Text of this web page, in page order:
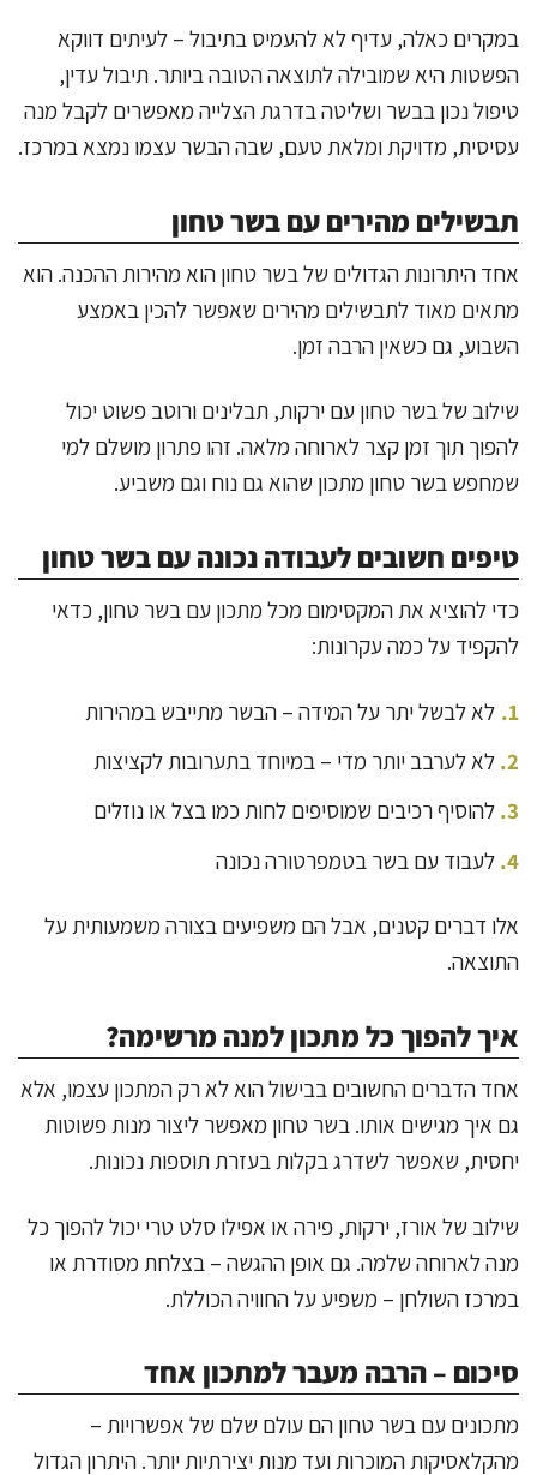
במקרים כאלה, עדיף לא להעמיס בתיבול – לעיתים דווקא
הפשטות היא שמובילה לתוצאה הטובה ביותר. תיבול עדין,
טיפול נכון בבשר ושליטה בדרגת הצלייה מאפשרים לקבל מנה
עסיסית, מדויקת ומלאת טעם, שבה הבשר עצמו נמצא במרכז.
תבשילים מהירים עם בשר טחון
אחד היתרונות הגדולים של בשר טחון הוא מהירות ההכנה. הוא
מתאים מאוד לתבשילים מהירים שאפשר להכין באמצע
השבוע, גם כשאין הרבה זמן.
שילוב של בשר טחון עם ירקות, תבלינים ורוטב פשוט יכול
להפוך תוך זמן קצר לארוחה מלאה. זהו פתרון מושלם למי
שמחפש בשר טחון מתכון שהוא גם נוח וגם משביע.
טיפים חשובים לעבודה נכונה עם בשר טחון
כדי להוציא את המקסימום מכל מתכון עם בשר טחון, כדאי
להקפיד על כמה עקרונות:
לא לבשל יתר על המידה – הבשר מתייבש במהירות
לא לערבב יותר מדי – במיוחד בתערובות לקציצות
להוסיף רכיבים שמוסיפים לחות כמו בצל או נוזלים
לעבוד עם בשר בטמפרטורה נכונה
אלו דברים קטנים, אבל הם משפיעים בצורה משמעותית על
התוצאה.
איך להפוך כל מתכון למנה מרשימה?
אחד הדברים החשובים בבישול הוא לא רק המתכון עצמו, אלא
גם איך מגישים אותו. בשר טחון מאפשר ליצור מנות פשוטות
יחסית, שאפשר לשדרג בקלות בעזרת תוספות נכונות.
שילוב של אורז, ירקות, פירה או אפילו סלט טרי יכול להפוך כל
מנה לארוחה שלמה. גם אופן ההגשה – בצלחת מסודרת או
במרכז השולחן – משפיע על החוויה הכוללת.
סיכום – הרבה מעבר למתכון אחד
מתכונים עם בשר טחון הם עולם שלם של אפשרויות –
מהקלאסיקות המוכרות ועד מנות יצירתיות יותר. היתרון הגדול